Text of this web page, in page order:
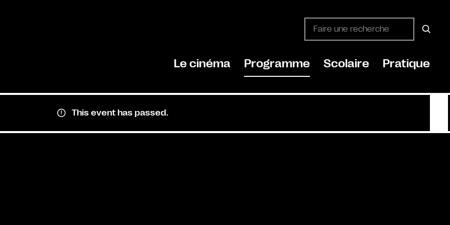
Le cinéma Programme Scolaire Pratique
This event has passed.